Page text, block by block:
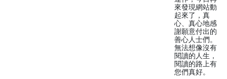
來發現網站動
起來了，真
心、真心地感
謝願意付出的
善心人士們。
無法想像沒有
閱讀的人生，
閱讀的路上有
您們真好。